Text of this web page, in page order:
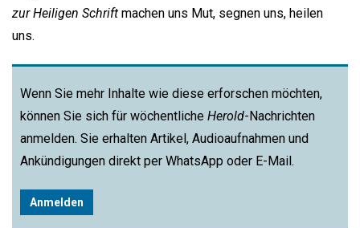
zur Heiligen Schrift machen uns Mut, segnen uns, heilen
uns.
Wenn Sie mehr Inhalte wie diese erforschen möchten,
können Sie sich für wöchentliche Herold-Nachrichten
anmelden. Sie erhalten Artikel, Audioaufnahmen und
Ankündigungen direkt per WhatsApp oder E-Mail.
Anmelden